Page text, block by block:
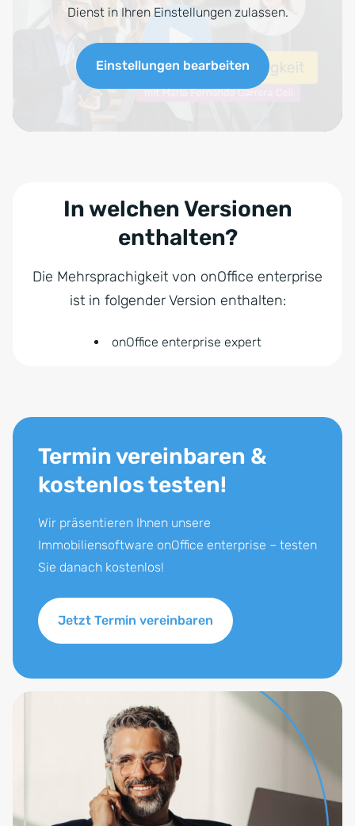
Dienst in Ihren Einstellungen zulassen.
Einstellungen bearbeiten
In welchen Versionen
enthalten?
Die Mehrsprachigkeit von onOffice enterprise
ist in folgender Version enthalten:
onOffice enterprise expert
Termin vereinbaren &
kostenlos testen!
Wir präsentieren Ihnen unsere
Immobiliensoftware onOffice enterprise – testen
Sie danach kostenlos!
Jetzt Termin vereinbaren